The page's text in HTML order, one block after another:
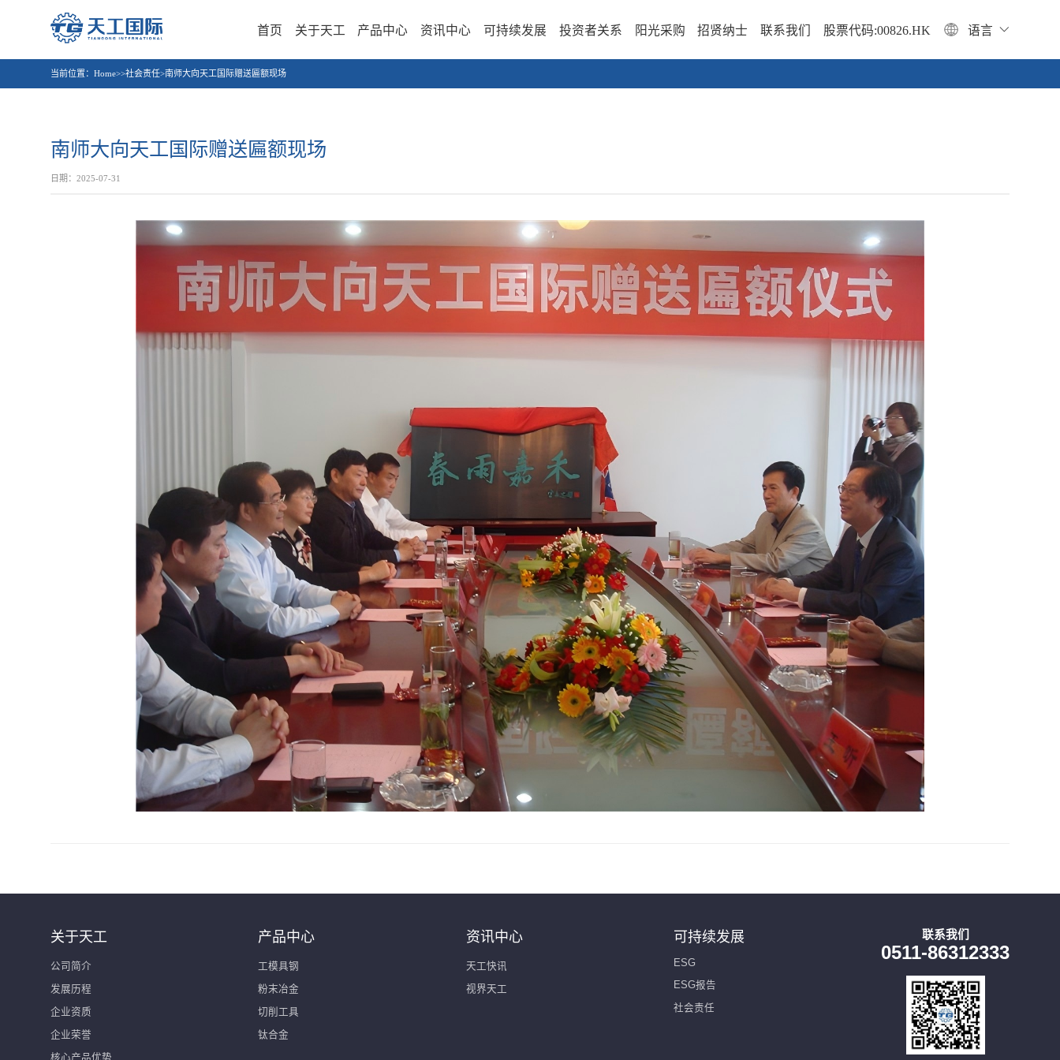
首页 关于天工 产品中心 资讯中心 可持续发展 投资者关系 阳光采购 招贤纳士 联系我们 股票代码:00826.HK 语言
当前位置： Home>>社会责任>南师大向天工国际赠送匾额现场
南师大向天工国际赠送匾额现场
日期：2025-07-31
关于天工
公司简介
发展历程
企业资质
企业荣誉
产品中心
工模具钢
粉末冶金
切削工具
钛合金
资讯中心
天工快讯
视界天工
可持续发展
ESG
ESG报告
社会责任
联系我们
0511-86312333